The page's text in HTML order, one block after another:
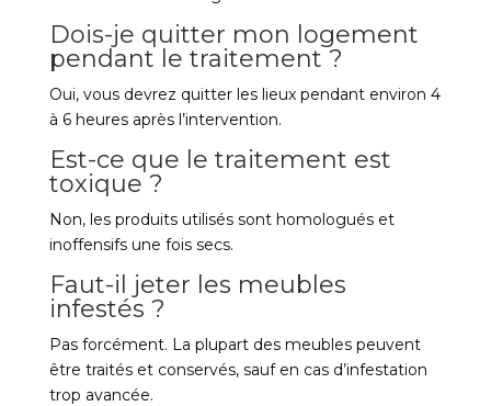
Dois-je quitter mon logement
pendant le traitement ?
Oui, vous devrez quitter les lieux pendant environ 4
à 6 heures après l’intervention.
Est-ce que le traitement est
toxique ?
Non, les produits utilisés sont homologués et
inoffensifs une fois secs.
Faut-il jeter les meubles
infestés ?
Pas forcément. La plupart des meubles peuvent
être traités et conservés, sauf en cas d’infestation
trop avancée.